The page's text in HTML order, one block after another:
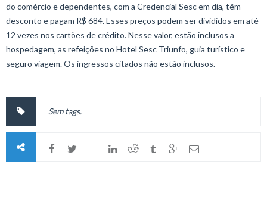
do comércio e dependentes, com a Credencial Sesc em dia, têm
desconto e pagam R$ 684. Esses preços podem ser divididos em até
12 vezes nos cartões de crédito. Nesse valor, estão inclusos a
hospedagem, as refeições no Hotel Sesc Triunfo, guia turístico e
seguro viagem. Os ingressos citados não estão inclusos.
Sem tags.